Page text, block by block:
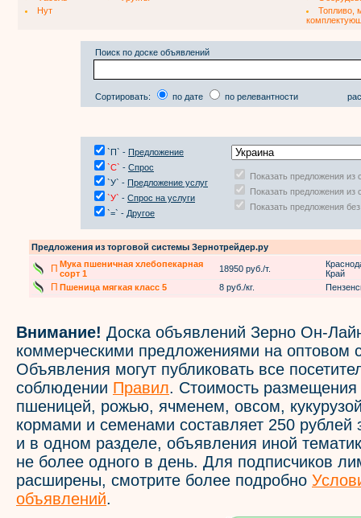
Нут
Топливо,
Поиск по доске объявлений
Сортировать: по дате по релевантности
`П` - Предложение
`С` - Спрос
`У` - Предложение услуг
`У` - Спрос на услуги
`=` - Другое
Показать предложения из
Показать предложения из
Показать предложения
Предложения из торговой системы Зернотрейдер.ру
П Мука пшеничная хлебопекарная
сорт 1
18950 руб./т.
Край
П Пшеница мягкая класс 5 8 руб./кг.
Внимание! Доска объявлений Зерно Он-
коммерческими предложениями на оптовом
Объявления могут публиковать все
соблюдении Правил. Стоимость
пшеницей, рожью, ячменем, овсом,
кормами и семенами составляет 250 рублей
и в одном разделе, объявления иной
не более одного в день. Для подписчиков
расширены, смотрите более подробно
объявлений.